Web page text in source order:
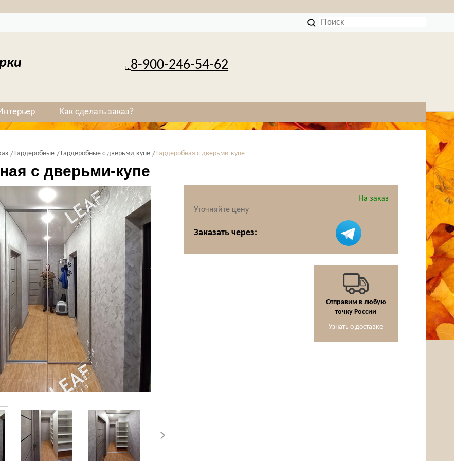
т. 8-900-246-54-62
Как сделать заказ?
Гардеробные Гардеробные с дверьми-купе Гардеробная с дверьми-купе
с дверьми-купе
На заказ
Уточняйте цену
Заказать через:
Отправим в любую
точку России
Узнать о доставке